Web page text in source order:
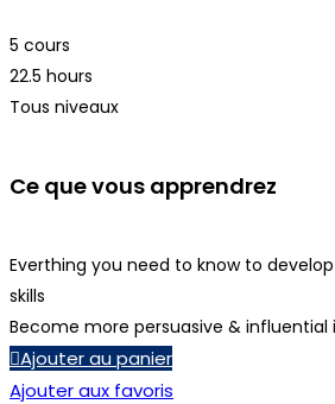
5 cours
22.5 hours
Tous niveaux
Ce que vous apprendrez
Everthing you need to know to
skills
Become more persuasive & influential
Ajouter au panier
Ajouter aux favoris